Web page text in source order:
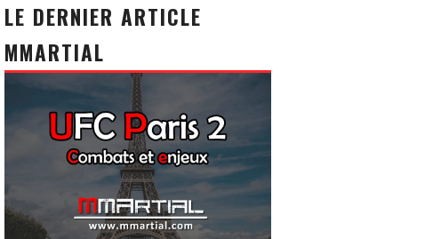
LE DERNIER ARTICLE
MMARTIAL